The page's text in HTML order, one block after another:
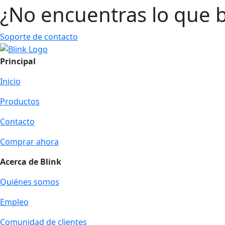
¿No encuentras lo que
Soporte de contacto
Principal
Inicio
Productos
Contacto
Comprar ahora
Acerca de Blink
Quiénes somos
Empleo
Comunidad de clientes